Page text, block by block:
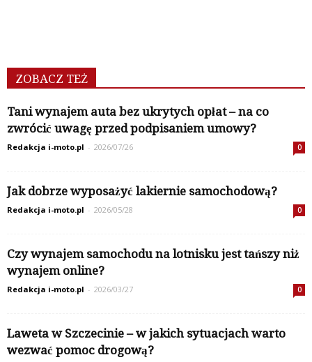
ZOBACZ TEŻ
Tani wynajem auta bez ukrytych opłat – na co
zwrócić uwagę przed podpisaniem umowy?
Redakcja i-moto.pl - 2026/07/26 0
Jak dobrze wyposażyć lakiernie samochodową?
Redakcja i-moto.pl - 2026/05/28 0
Czy wynajem samochodu na lotnisku jest tańszy niż
wynajem online?
Redakcja i-moto.pl - 2026/03/27 0
Laweta w Szczecinie – w jakich sytuacjach warto
wezwać pomoc drogową?